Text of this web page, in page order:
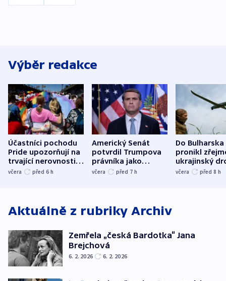
Výběr redakce
Účastníci pochodu
Pride upozorňují na
trvající nerovnosti i
společenskou
včera před 6 h
Americký Senát
potvrdil Trumpova
právníka jako
ministra
včera před 7 h
Do Bulharska
pronikl
ukrajinský
explodoval
včera před 8 h
Aktuálně z rubriky Archiv
Zemřela „česká Bardotka“ Jana
Brejchová
6. 2. 2026 6. 2. 2026